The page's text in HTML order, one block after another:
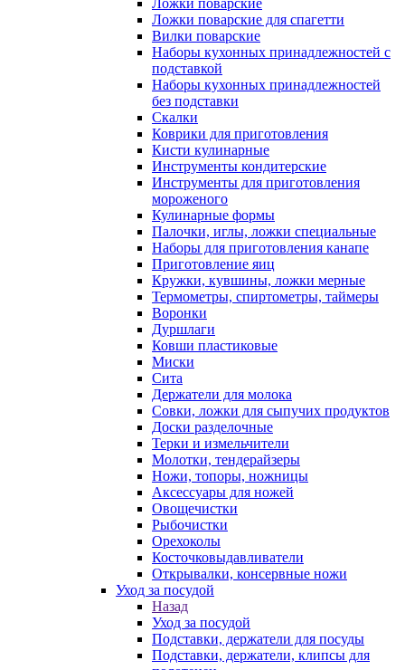
Ложки поварские для спагетти
Вилки поварские
Наборы кухонных принадлежностей с
подставкой
Наборы кухонных принадлежностей
без подставки
Скалки
Коврики для приготовления
Кисти кулинарные
Инструменты кондитерские
Инструменты для приготовления
мороженого
Кулинарные формы
Палочки, иглы, ложки специальные
Наборы для приготовления канапе
Приготовление яиц
Кружки, кувшины, ложки мерные
Термометры, спиртометры, таймеры
Воронки
Дуршлаги
Ковши пластиковые
Миски
Сита
Держатели для молока
Совки, ложки для сыпучих продуктов
Доски разделочные
Терки и измельчители
Молотки, тендерайзеры
Ножи, топоры, ножницы
Аксессуары для ножей
Овощечистки
Рыбочистки
Орехоколы
Косточковыдавливатели
Открывалки, консервные ножи
Уход за посудой
Назад
Уход за посудой
Подставки, держатели для посуды
Подставки, держатели, клипсы для